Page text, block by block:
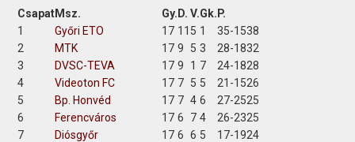
CsapatMsz. Gy. D. V.Gk. P.
1
Győri ETO 17 11 5 1 35-1538
2
MTK 17 9 5 3 28-1832
3
DVSC-TEVA 17 9 1 7 24-1828
4
Videoton FC 17 7 5 5 21-1526
5
Bp. Honvéd 17 7 4 6 27-2525
6
Ferencváros 17 6 7 4 26-2325
7
Diósgyőr 17 6 6 5 17-1924